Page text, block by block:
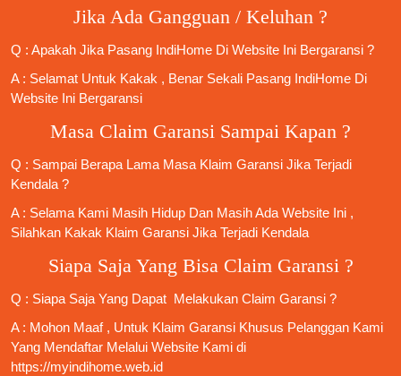
Jika Ada Gangguan / Keluhan ?
Q : Apakah Jika Pasang IndiHome Di Website Ini Bergaransi ?
A : Selamat Untuk Kakak , Benar Sekali Pasang IndiHome Di
Website Ini Bergaransi
Masa Claim Garansi Sampai Kapan ?
Q : Sampai Berapa Lama Masa Klaim Garansi Jika Terjadi
Kendala ?
A : Selama Kami Masih Hidup Dan Masih Ada Website Ini ,
Silahkan Kakak Klaim Garansi Jika Terjadi Kendala
Siapa Saja Yang Bisa Claim Garansi ?
Q : Siapa Saja Yang Dapat Melakukan Claim Garansi ?
A : Mohon Maaf , Untuk Klaim Garansi Khusus Pelanggan Kami
Yang Mendaftar Melalui Website Kami di
https://myindihome.web.id